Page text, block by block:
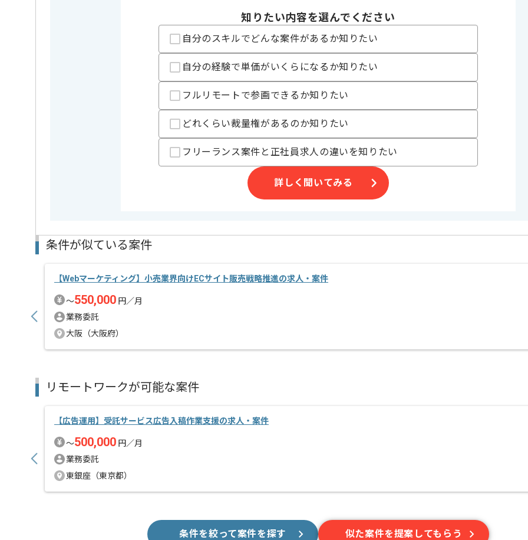
スポーツ事業、施設管理事業等を展開している企業でございます。
今回はスポーツ関連事業Webマーケティング案件に携わっていただきます。
Webマーケターとしての実務経験を活かしたい方にお勧めです。
基本的にはフルリモートでの作業を見込んでおります。
知りたい内容を選んでください
自分のスキルでどんな案件があるか知りたい
自分の経験で単価がいくらになるか知りたい
フルリモートで参画できるか知りたい
どれくらい裁量権があるのか知りたい
フリーランス案件と正社員求人の違いを知りたい
詳しく聞いてみる
条件が似ている案件
【Webマーケティング】小売業界向けECサイト販売戦略推進の求人・案件
〜550,000 円／月
業務委託
大阪（大阪府）
リモートワークが可能な案件
【広告運用】受託サービス広告入稿作業支援の求人・案件
〜500,000 円／月
業務委託
東銀座（東京都）
条件を絞って案件を探す 似た案件を提案してもらう